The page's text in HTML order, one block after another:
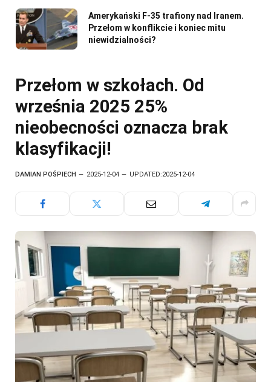
Amerykański F-35 trafiony nad Iranem.
Przełom w konflikcie i koniec mitu
niewidzialności?
Przełom w szkołach. Od
września 2025 25%
nieobecności oznacza brak
klasyfikacji!
DAMIAN POŚPIECH 2025-12-04 UPDATED:2025-12-04